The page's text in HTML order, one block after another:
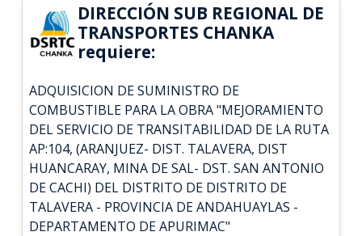
DIRECCIÓN SUB REGIONAL DE
TRANSPORTES CHANKA
requiere:
ADQUISICION DE SUMINISTRO DE
COMBUSTIBLE PARA LA OBRA "MEJORAMIENTO
DEL SERVICIO DE TRANSITABILIDAD DE LA RUTA
AP:104, (ARANJUEZ- DIST. TALAVERA, DIST
HUANCARAY, MINA DE SAL- DST. SAN ANTONIO
DE CACHI) DEL DISTRITO DE DISTRITO DE
TALAVERA - PROVINCIA DE ANDAHUAYLAS -
DEPARTAMENTO DE APURIMAC"